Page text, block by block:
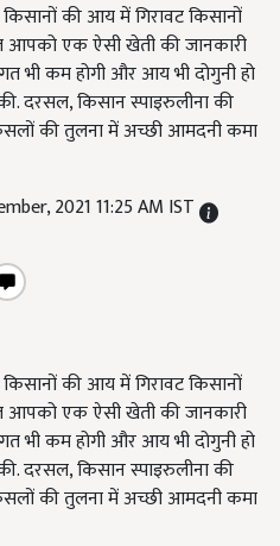
की आय में गिरावट किसानों
एक ऐसी खेती की जानकारी
भी कम होगी और आय भी दोगुनी हो
दरसल, किसान स्पाइरुलीना की
की तुलना में अच्छी आमदनी कमा
2021 11:25 AM IST
की आय में गिरावट किसानों
एक ऐसी खेती की जानकारी
भी कम होगी और आय भी दोगुनी हो
दरसल, किसान स्पाइरुलीना की
की तुलना में अच्छी आमदनी कमा